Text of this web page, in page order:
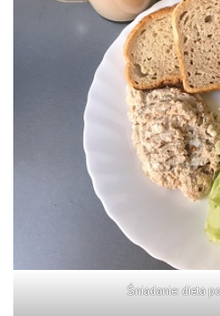
Śniadanie: dieta